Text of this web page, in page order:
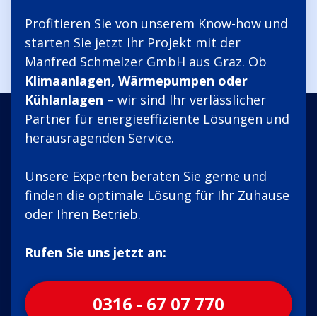
Profitieren Sie von unserem Know-how und
starten Sie jetzt Ihr Projekt mit der
Manfred Schmelzer GmbH aus Graz. Ob
Klimaanlagen, Wärmepumpen oder
Kühlanlagen – wir sind Ihr verlässlicher
Partner für energieeffiziente Lösungen und
herausragenden Service.
Unsere Experten beraten Sie gerne und
finden die optimale Lösung für Ihr Zuhause
oder Ihren Betrieb.
Rufen Sie uns jetzt an:
0316 - 67 07 770